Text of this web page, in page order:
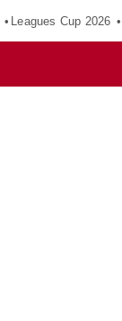
Leagues Cup 2026